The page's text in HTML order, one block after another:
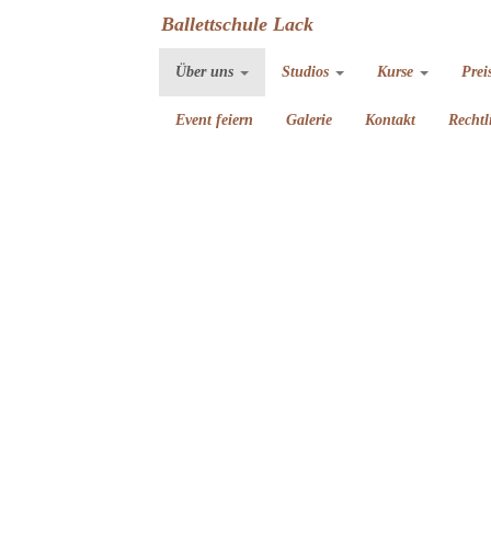
Ballettschule Lack
Über uns Studios Kurse
Event feiern Galerie Kontakt